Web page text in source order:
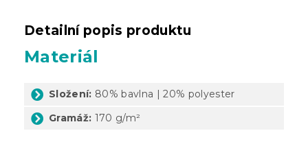
Detailní popis produktu
Materiál
Složení: 80% bavlna | 20% polyester
Gramáž: 170 g/m²